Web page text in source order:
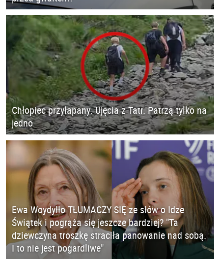
Chłopiec przyłapany. Ujęcia z Tatr. Patrzą tylko na
jedno
Ewa Woydyłło TŁUMACZY SIĘ ze słów o Idze
Świątek i pogrąża się jeszcze bardziej? "Ta
dziewczyna troszkę straciła panowanie nad sobą.
I to nie jest pogardliwe"